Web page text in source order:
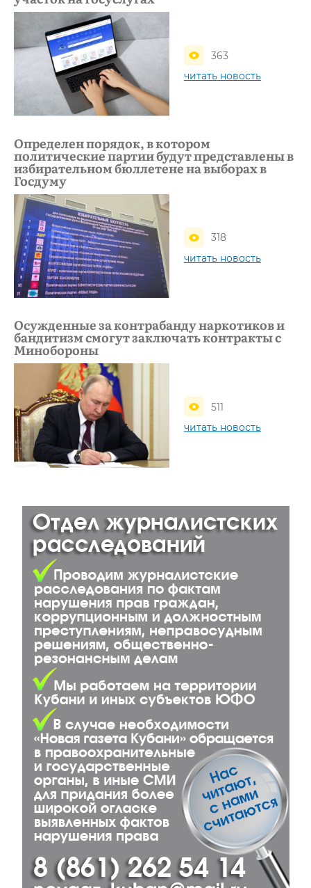
363
читать новость
Определен порядок, в котором
политические партии будут представлены в
избирательном бюллетене на выборах в
Госдуму
318
читать новость
Осужденные за контрабанду наркотиков и
бандитизм смогут заключать контракты с
Минобороны
511
читать новость